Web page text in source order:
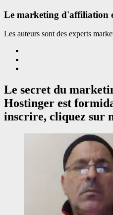
Le marketing d'affiliation
Les auteurs sont des experts
Le secret du
Hostinger est
inscrire, cliquez sur